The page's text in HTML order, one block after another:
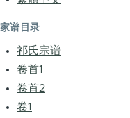
家谱目录
祁氏宗谱
卷首1
卷首2
卷1